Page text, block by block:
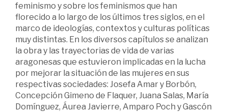
feminismo y sobre los feminismos que han
florecido a lo largo de los últimos tres siglos, en el
marco de ideologías, contextos y culturas políticas
muy distintas. En los diversos capítulos se analizan
la obra y las trayectorias de vida de varias
aragonesas que estuvieron implicadas en la lucha
por mejorar la situación de las mujeres en sus
respectivas sociedades: Josefa Amar y Borbón,
Concepción Gimeno de Flaquer, Juana Salas, María
Domínguez, Áurea Javierre, Amparo Poch y Gascón